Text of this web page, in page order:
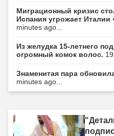
Миграционный кризис
Испания угрожает
minutes ago...
Из желудка 15-летнего
огромный комок волос.
Знаменитая пара
minutes ago...